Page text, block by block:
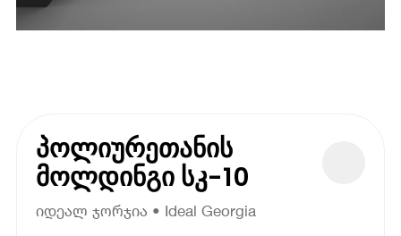
პოლიურეთანის
მოლდინგი სკ-10
იდეალ ჯორჯია • Ideal Georgia